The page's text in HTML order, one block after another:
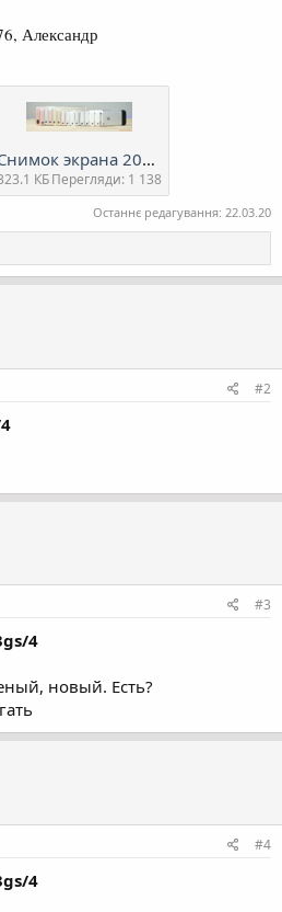
Александр
Снимок экрана 2016-09-20 в 22.05.48.png
КБПерегляди: 1 138
Останнє редагування: 22.03.20
#2
#3
4
новый. Есть?
#4
4